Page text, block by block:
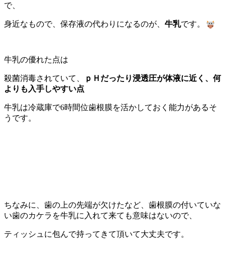
で、
身近なもので、保存液の代わりになるのが、 牛乳です。
牛乳の優れた点は
殺菌消毒されていて、
ｐＨだったり浸透圧が体液に近く、何
よりも入手しやすい点
牛乳は冷蔵庫で6時間位歯根膜を活かしておく能力があるそ
うです。
ちなみに、歯の上の先端が欠けたなど、歯根膜の付いていな
い歯のカケラを牛乳に入れて来ても意味はないので、
ティッシュに包んで持ってきて頂いて大丈夫です。